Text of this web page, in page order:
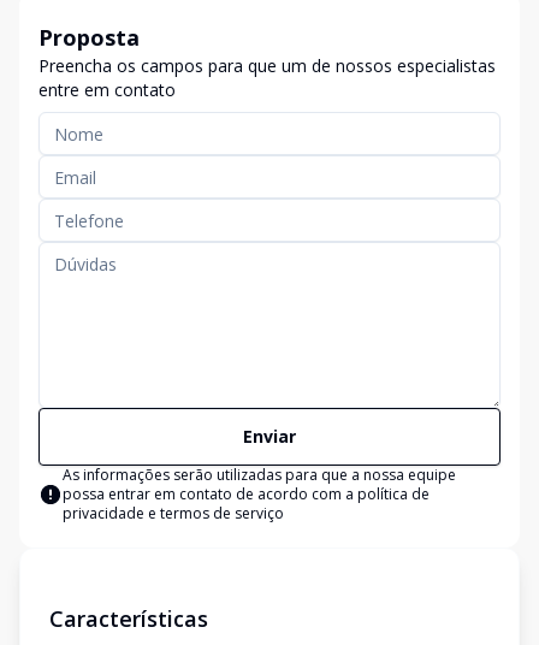
Proposta
Preencha os campos para que um de nossos especialistas
entre em contato
Enviar
As informações serão utilizadas para que a nossa equipe
possa entrar em contato de acordo com a política de
privacidade e termos de serviço
Características